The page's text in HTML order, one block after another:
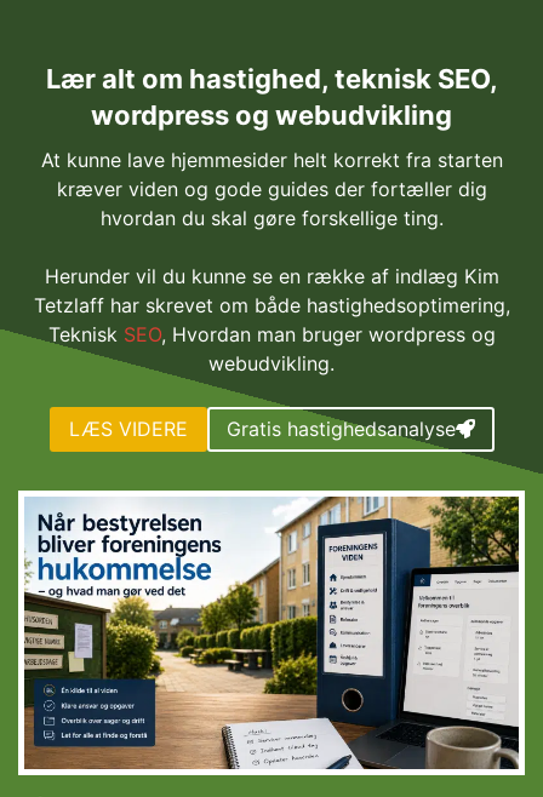
indholdLær alt om hastighed, teknisk SEO,
wordpress og webudvikling
At kunne lave hjemmesider helt korrekt fra starten
kræver viden og gode guides der fortæller dig
hvordan du skal gøre forskellige ting.
Herunder vil du kunne se en række af indlæg Kim
Tetzlaff har skrevet om både hastighedsoptimering,
Teknisk SEO, Hvordan man bruger wordpress og
webudvikling.
LÆS VIDERE Gratis hastighedsanalyse